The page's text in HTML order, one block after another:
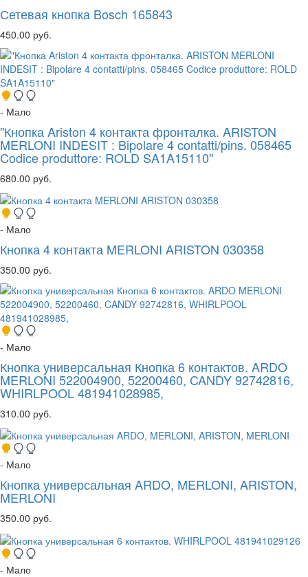
Сетевая кнопка Bosch 165843
450.00 руб.
- Мало
"Кнопка Ariston 4 контакта фронталка. ARISTON
MERLONI INDESIT : Bipolare 4 contatti/pins. 058465
Codice produttore: ROLD SA1A15110"
680.00 руб.
- Мало
Кнопка 4 контакта MERLONI ARISTON 030358
350.00 руб.
- Мало
Кнопка универсальная Кнопка 6 контактов. ARDO
MERLONI 522004900, 52200460, CANDY 92742816,
WHIRLPOOL 481941028985,
310.00 руб.
- Мало
Кнопка универсальная ARDO, MERLONI, ARISTON,
MERLONI
350.00 руб.
- Мало